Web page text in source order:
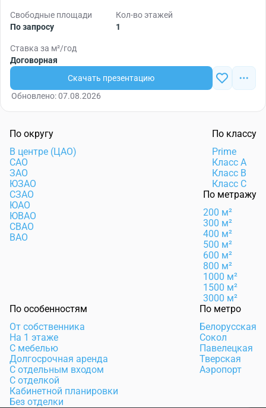
Свободные площади
По запросу
Кол-во этажей
1
Ставка за м²/год
Договорная
Скачать презентацию
Обновлено: 07.08.2026
По округу
В центре (ЦАО)
САО
ЗАО
ЮЗАО
СЗАО
ЮАО
ЮВАО
СВАО
ВАО
По классу
Prime
Класс А
Класс B
Класс C
По метражу
200 м²
300 м²
400 м²
500 м²
600 м²
800 м²
1000 м²
1500 м²
3000 м²
По особенностям
От собственника
На 1 этаже
С мебелью
Долгосрочная аренда
С отдельным входом
С отделкой
Кабинетной планировки
Без отделки
По метро
Белорусская
Сокол
Павелецкая
Тверская
Аэропорт